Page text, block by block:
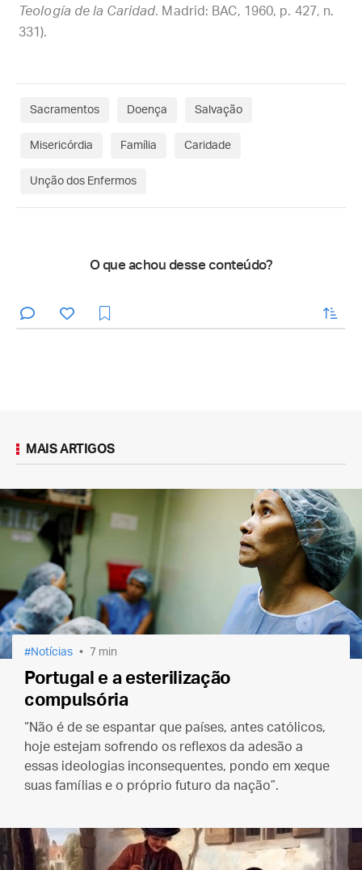
Teología de la Caridad. Madrid: BAC, 1960, p. 427, n.
331).
Sacramentos Doença Salvação
Misericórdia Família Caridade
Unção dos Enfermos
O que achou desse conteúdo?
enviar
MAIS ARTIGOS
Notícias 7 min
Portugal e a esterilização
compulsória
“Não é de se espantar que países, antes católicos,
hoje estejam sofrendo os reflexos da adesão a
essas ideologias inconsequentes, pondo em xeque
suas famílias e o próprio futuro da nação”.